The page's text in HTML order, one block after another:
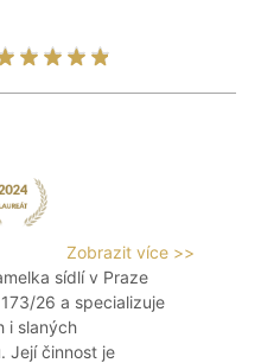
Zobrazit více >>
sídlí v Praze
26 a specializuje
i slaných
Její činnost je